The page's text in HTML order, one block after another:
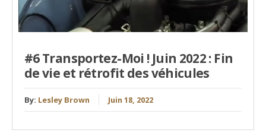
#6 Transportez-Moi ! Juin 2022 : Fin
de vie et rétrofit des véhicules
By: Lesley Brown Juin 18, 2022